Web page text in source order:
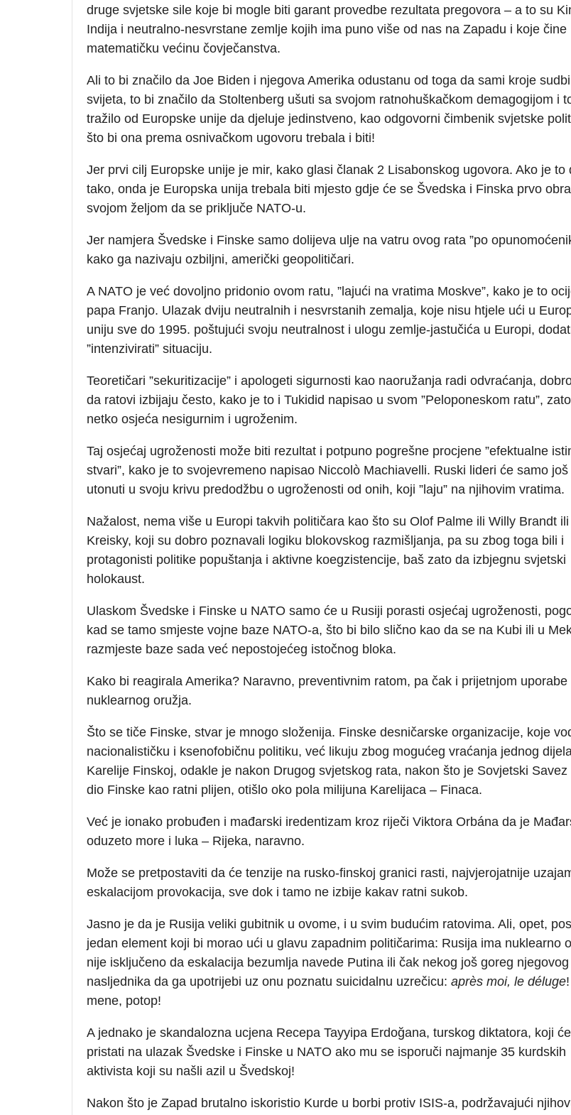
druge svjetske sile koje bi mogle biti garant provedbe rezultata pregovora – a to su
Indija i neutralno-nesvrstane zemlje kojih ima puno više od nas na Zapadu i koje čine
matematičku većinu čovječanstva.
Ali to bi značilo da Joe Biden i njegova Amerika odustanu od toga da sami kroje
svijeta, to bi značilo da Stoltenberg ušuti sa svojom ratnohuškačkom demagogijom i
tražilo od Europske unije da djeluje jedinstveno, kao odgovorni čimbenik svjetske
što bi ona prema osnivačkom ugovoru trebala i biti!
Jer prvi cilj Europske unije je mir, kako glasi članak 2 Lisabonskog ugovora. Ako je to
tako, onda je Europska unija trebala biti mjesto gdje će se Švedska i Finska prvo
svojom željom da se priključe NATO-u.
Jer namjera Švedske i Finske samo dolijeva ulje na vatru ovog rata ”po
kako ga nazivaju ozbiljni, američki geopolitičari.
A NATO je već dovoljno pridonio ovom ratu, ”lajući na vratima Moskve”, kako je to
papa Franjo. Ulazak dviju neutralnih i nesvrstanih zemalja, koje nisu htjele ući u
uniju sve do 1995. poštujući svoju neutralnost i ulogu zemlje-jastučića u Europi,
”intenzivirati” situaciju.
Teoretičari ”sekuritizacije” i apologeti sigurnosti kao naoružanja radi odvraćanja,
da ratovi izbijaju često, kako je to i Tukidid napisao u svom ”Peloponeskom ratu”,
netko osjeća nesigurnim i ugroženim.
Taj osjećaj ugroženosti može biti rezultat i potpuno pogrešne procjene ”efektualne
stvari”, kako je to svojevremeno napisao Niccolò Machiavelli. Ruski lideri će samo
utonuti u svoju krivu predodžbu o ugroženosti od onih, koji ”laju” na njihovim vratima.
Nažalost, nema više u Europi takvih političara kao što su Olof Palme ili Willy Brandt
Kreisky, koji su dobro poznavali logiku blokovskog razmišljanja, pa su zbog toga bili i
protagonisti politike popuštanja i aktivne koegzistencije, baš zato da izbjegnu svjetski
holokaust.
Ulaskom Švedske i Finske u NATO samo će u Rusiji porasti osjećaj ugroženosti,
kad se tamo smjeste vojne baze NATO-a, što bi bilo slično kao da se na Kubi ili u
razmjeste baze sada već nepostojećeg istočnog bloka.
Kako bi reagirala Amerika? Naravno, preventivnim ratom, pa čak i prijetnjom uporabe
nuklearnog oružja.
Što se tiče Finske, stvar je mnogo složenija. Finske desničarske organizacije, koje
nacionalističku i ksenofobičnu politiku, već likuju zbog mogućeg vraćanja jednog dijela
Karelije Finskoj, odakle je nakon Drugog svjetskog rata, nakon što je Sovjetski Savez
dio Finske kao ratni plijen, otišlo oko pola milijuna Karelijaca – Finaca.
Već je ionako probuđen i mađarski iredentizam kroz riječi Viktora Orbána da je
oduzeto more i luka – Rijeka, naravno.
Može se pretpostaviti da će tenzije na rusko-finskoj granici rasti, najvjerojatnije
eskalacijom provokacija, sve dok i tamo ne izbije kakav ratni sukob.
Jasno je da je Rusija veliki gubitnik u ovome, i u svim budućim ratovima. Ali, opet,
jedan element koji bi morao ući u glavu zapadnim političarima: Rusija ima nuklearno
nije isključeno da eskalacija bezumlja navede Putina ili čak nekog još goreg njegovog
nasljednika da ga upotrijebi uz onu poznatu suicidalnu uzrečicu: après moi, le déluge
mene, potop!
A jednako je skandalozna ucjena Recepa Tayyipa Erdoğana, turskog diktatora, koji će
pristati na ulazak Švedske i Finske u NATO ako mu se isporuči najmanje 35 kurdskih
aktivista koji su našli azil u Švedskoj!
Nakon što je Zapad brutalno iskoristio Kurde u borbi protiv ISIS-a, podržavajući